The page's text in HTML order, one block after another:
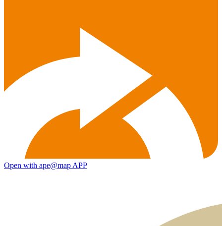
Open with ape@map APP